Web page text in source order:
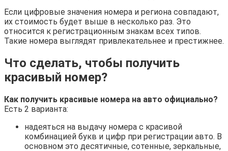
Если цифровые значения номера и региона совпадают,
их стоимость будет выше в несколько раз. Это
относится к регистрационным знакам всех типов.
Такие номера выглядят привлекательнее и престижнее.
Что сделать, чтобы получить
красивый номер?
Как получить красивые номера на авто официально?
Есть 2 варианта:
надеяться на выдачу номера с красивой
комбинацией букв и цифр при регистрации авто. В
основном это десятичные, сотенные, зеркальные,